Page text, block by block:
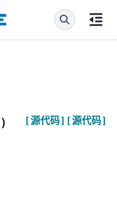
) [源代码]
[源代码]